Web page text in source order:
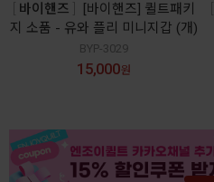
바이핸즈
[바이핸즈] 퀼트패키
지 소품 - 유와 플리 미니지갑 (개)
BYP-3029
15,000원